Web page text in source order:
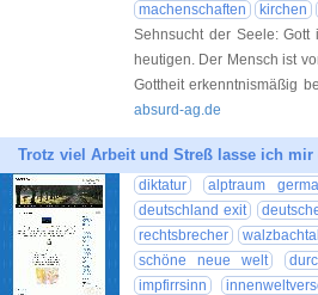
machenschaften
kirchen
Sehnsucht der Seele:
heutigen. Der Mensch ist
Gottheit erkenntnismäßig
absurd-ag.de
Trotz viel Arbeit und Streß lasse ich
diktatur alptraum
deutschland exit
rechtsbrecher
walzbachtal
schöne neue welt
impfirrsinn